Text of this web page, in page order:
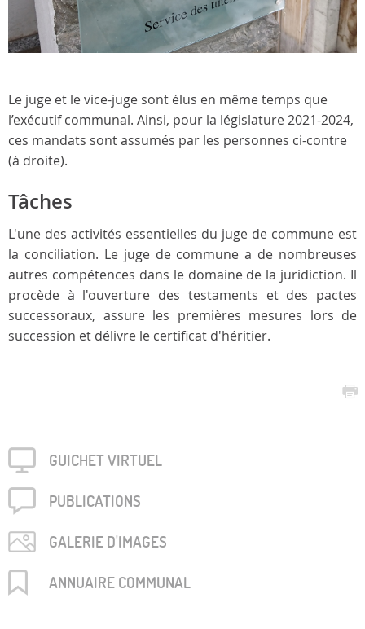
Le juge et le vice-juge sont élus en même temps que
l’exécutif communal. Ainsi, pour la législature 2021-2024,
ces mandats sont assumés par les personnes ci-contre
(à droite).
Tâches
L'une des activités essentielles du juge de commune est
la conciliation. Le juge de commune a de nombreuses
autres compétences dans le domaine de la juridiction. Il
procède à l'ouverture des testaments et des pactes
successoraux, assure les premières mesures lors de
succession et délivre le certificat d'héritier.
GUICHET VIRTUEL
PUBLICA­TIONS
GALERIE D'IMAGES
ANNUAIRE COMMUNAL